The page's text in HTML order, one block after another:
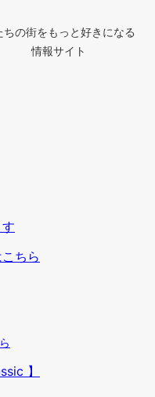
ちの街をもっと好きになる
情報サイト
ちら
】